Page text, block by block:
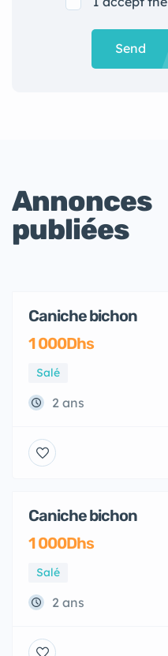
Send
Annonces
publiées
Adoption
Caniche bichon
1 000Dhs
Salé
2 ans
Caniche bichon
1 000Dhs
Salé
2 ans